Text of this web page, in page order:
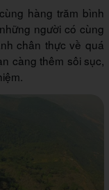
hàng trăm bình
người có cùng
chân thực về quá
càng thêm sôi sục,